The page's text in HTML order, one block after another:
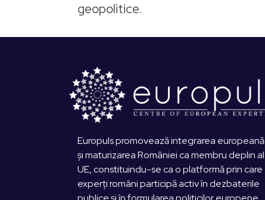
geopolitice.
Europuls promovează integrarea europeană
și maturizarea României ca membru deplin al
UE, constituindu-se ca o platformă prin care
experți români participă activ în dezbaterile